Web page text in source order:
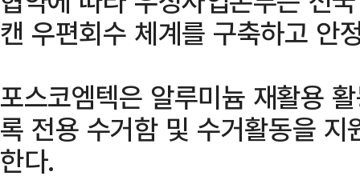
캔 우편회수 체계를 구축하고 안
포스코엠텍은 알루미늄 재활용
록 전용 수거함 및 수거활동을
한다.